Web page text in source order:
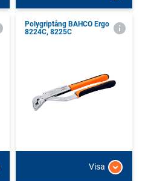
Polygriptång BAHCO Ergo
8224C, 8225C
Visa